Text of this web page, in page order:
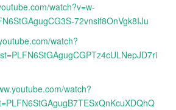
watch?v=w-
72vnsif8OnVgk8IJu
watch?
watch?